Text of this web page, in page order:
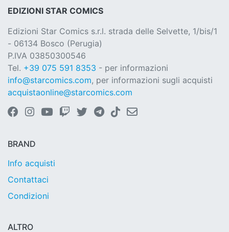
EDIZIONI STAR COMICS
Edizioni Star Comics s.r.l. strada delle Selvette, 1/bis/1
- 06134 Bosco (Perugia)
P.IVA 03850300546
Tel. +39 075 591 8353 - per informazioni
info@starcomics.com, per informazioni sugli acquisti
acquistaonline@starcomics.com
BRAND
Info acquisti
Contattaci
Condizioni
ALTRO